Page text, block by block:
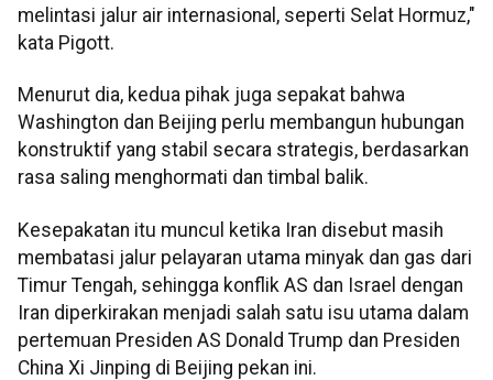
melintasi jalur air internasional, seperti Selat Hormuz,"
kata Pigott.
Menurut dia, kedua pihak juga sepakat bahwa
Washington dan Beijing perlu membangun hubungan
konstruktif yang stabil secara strategis, berdasarkan
rasa saling menghormati dan timbal balik.
Kesepakatan itu muncul ketika Iran disebut masih
membatasi jalur pelayaran utama minyak dan gas dari
Timur Tengah, sehingga konflik AS dan Israel dengan
Iran diperkirakan menjadi salah satu isu utama dalam
pertemuan Presiden AS Donald Trump dan Presiden
China Xi Jinping di Beijing pekan ini.